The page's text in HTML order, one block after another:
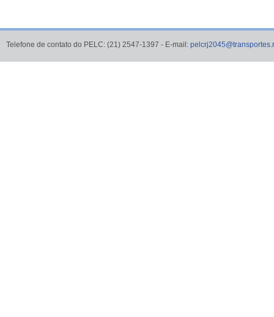
Telefone de contato do PELC: (21) 2547-1397 - E-mail: